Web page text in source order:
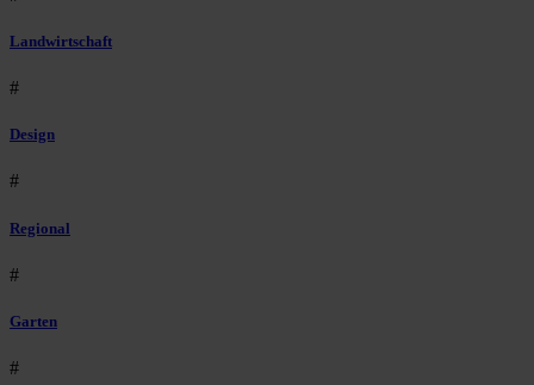
Landwirtschaft
#
Design
#
Regional
#
Garten
#